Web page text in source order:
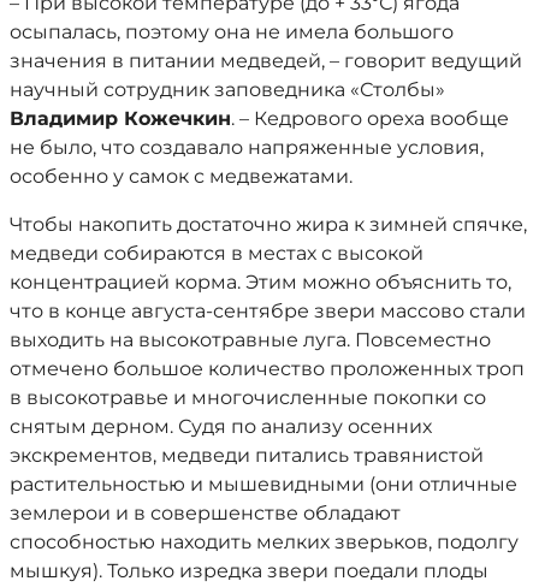
осыпалась, поэтому она не имела большого
значения в питании медведей, – говорит ведущий
научный сотрудник заповедника «Столбы»
Владимир Кожечкин. – Кедрового ореха вообще
не было, что создавало напряженные условия,
особенно у самок с медвежатами.
Чтобы накопить достаточно жира к зимней спячке,
медведи собираются в местах с высокой
концентрацией корма. Этим можно объяснить то,
что в конце августа-сентябре звери массово стали
выходить на высокотравные луга. Повсеместно
отмечено большое количество проложенных троп
в высокотравье и многочисленные покопки со
снятым дерном. Судя по анализу осенних
экскрементов, медведи питались травянистой
растительностью и мышевидными (они отличные
землерои и в совершенстве обладают
способностью находить мелких зверьков, подолгу
мышкуя). Только изредка звери поедали плоды